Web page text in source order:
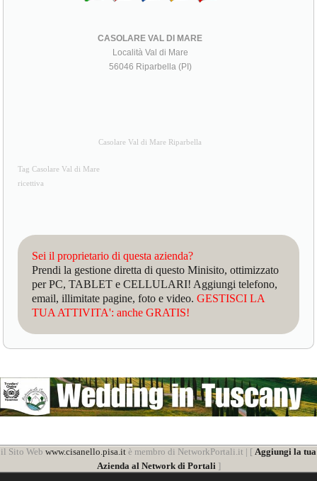
CASOLARE VAL DI MARE
Località Val di Mare
56046 Riparbella (PI)
Casolare Val di Mare Riparbella
Tag Casolare Val di Mare
ricettiva
Sei il proprietario di questa azienda?
Prendi la gestione diretta di questo Minisito, ottimizzato
per PC, TABLET e CELLULARI! Aggiungi telefono,
email, illimitate pagine, foto e video.GESTISCI LA
TUA ATTIVITA': anche GRATIS!
il Sito Web www.cisanello.pisa.it è membro di NetworkPortali.it | [ Aggiungi la tua
Azienda al Network di Portali]